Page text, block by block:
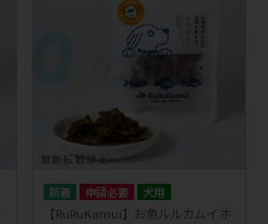
申請必要 犬用
【RuRuKamui】お魚ルルカムイ ホ